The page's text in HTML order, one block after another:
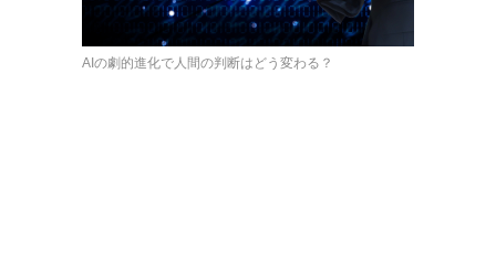
AIの劇的進化で人間の判断はどう変わる？